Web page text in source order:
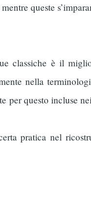
queste
è il
nella
questo incluse
pratica nel